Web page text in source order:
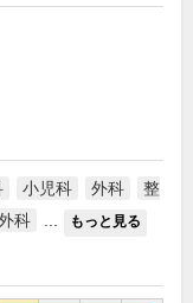
小児科 外科
整
科 もっと見る